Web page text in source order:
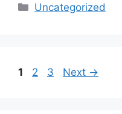
Categories
Uncategorized
Page
1 Page
2 Page
3 Next →